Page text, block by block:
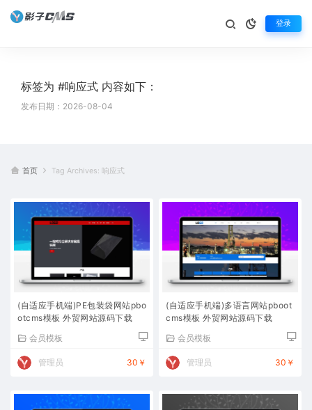
登录
标签为 #响应式 内容如下：
发布日期：2026-08-04
首页 Tag Archives: 响应式
(自适应手机端)PE包装袋网站pbo
otcms模板 外贸网站源码下载
会员模板
管理员 30￥
(自适应手机端)多语言网站pboot
cms模板 外贸网站源码下载
会员模板
管理员 30￥